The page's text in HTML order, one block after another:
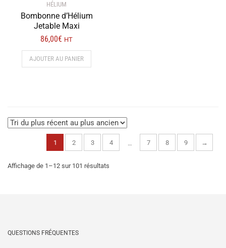
HÉLIUM
Bombonne d’Hélium
Jetable Maxi
86,00€ HT
AJOUTER AU PANIER
1 2 3 4 … 7 8 9 →
Affichage de 1–12 sur 101 résultats
QUESTIONS FRÉQUENTES